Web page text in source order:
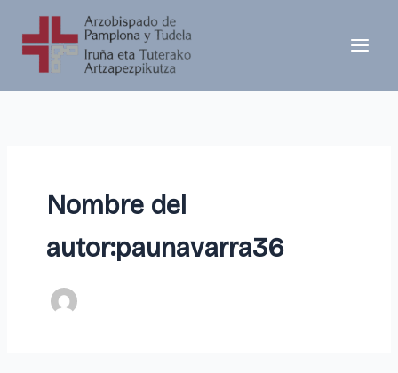
contenido
Nombre del
autor:paunavarra36